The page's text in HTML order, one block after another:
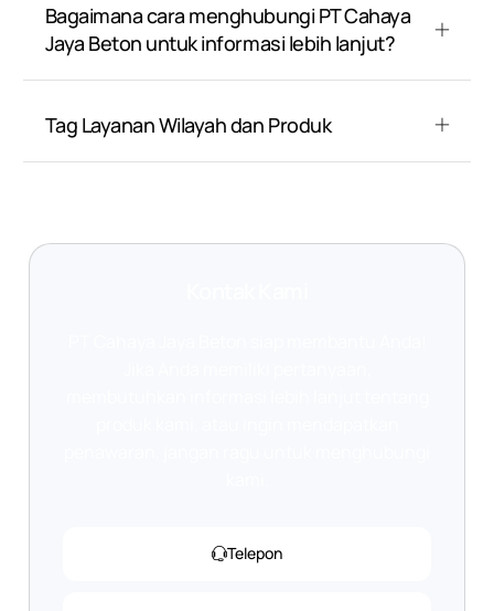
Bagaimana cara menghubungi PT Cahaya
Jaya Beton untuk informasi lebih lanjut?
Tag Layanan Wilayah dan Produk
Telepon